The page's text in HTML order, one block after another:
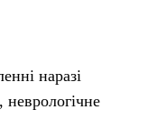
наразі
неврологічне